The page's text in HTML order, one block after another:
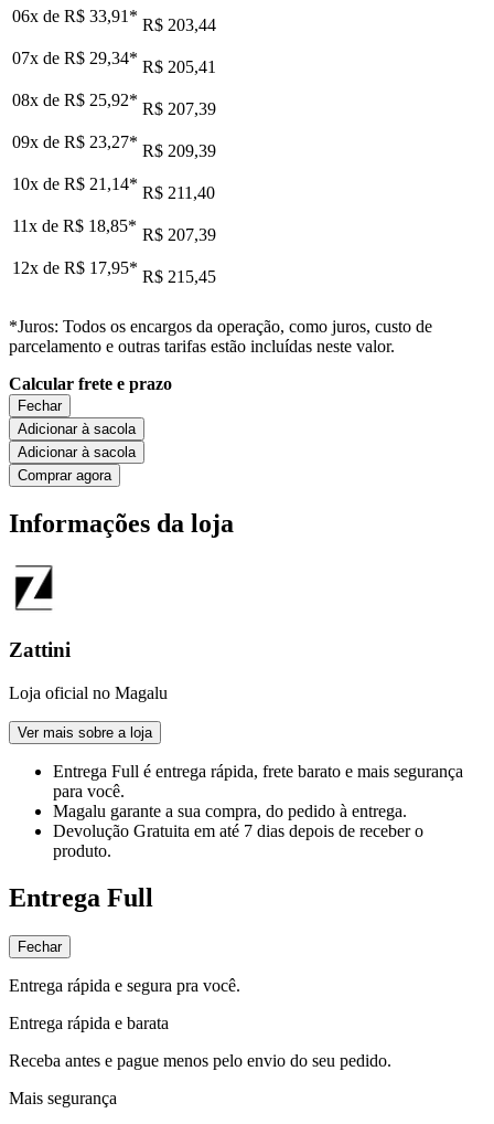
06x de R$ 33,91 * R$ 203,44
07x de R$ 29,34* R$ 205,41
08x de R$ 25,92* R$ 207,39
09x de R$ 23,27* R$ 209,39
10x de R$ 21,14* R$ 211,40
11x de R$ 18,85* R$ 207,39
12x de R$ 17,95* R$ 215,45
*Juros: Todos os encargos da operação, como juros, custo de
parcelamento e outras tarifas estão incluídas neste valor.
Calcular frete e prazo
Fechar
Adicionar à sacola
Adicionar à sacola
Comprar agora
Informações da loja
Zattini
Loja oficial no Magalu
Ver mais sobre a loja
Entrega Full é entrega rápida, frete barato e mais segurança
para você.
Magalu garante a sua compra, do pedido à entrega.
Devolução Gratuita em até 7 dias depois de receber o
produto.
Entrega Full
Fechar
Entrega rápida e segura pra você.
Entrega rápida e barata
Receba antes e pague menos pelo envio do seu pedido.
Mais segurança